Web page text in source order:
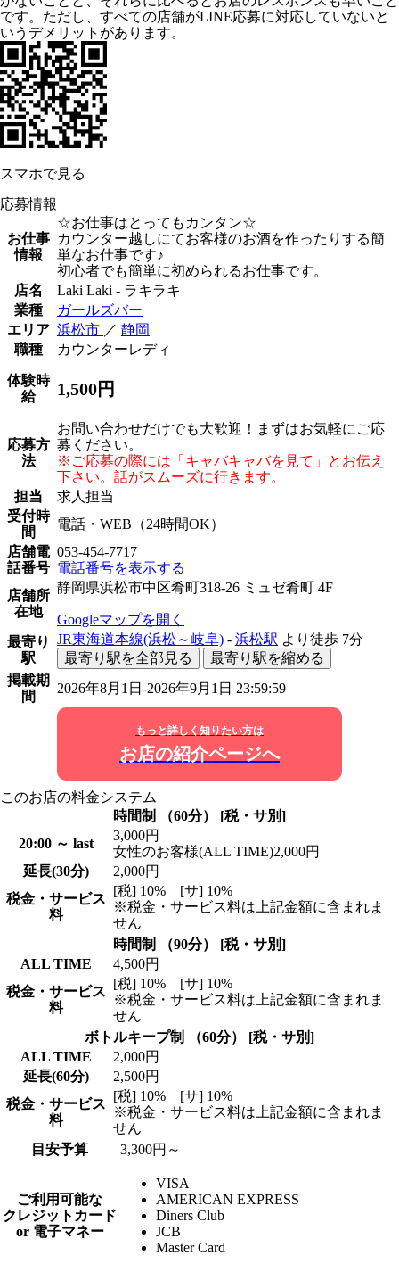
です。ただし、すべての店舗がLINE応募に対応していないと
いうデメリットがあります。
スマホで見る
応募情報
お仕事
情報
☆お仕事はとってもカンタン☆
カウンター越しにてお客様のお酒を作ったりする簡
単なお仕事です♪
初心者でも簡単に初められるお仕事です。
店名
Laki Laki - ラキラキ
業種
ガールズバー
エリア 浜松市 ／ 静岡
職種
カウンターレディ
体験時
給
1,500円
応募方
法
お問い合わせだけでも大歓迎！まずはお気軽にご応
募ください。
※ご応募の際には「キャバキャバを見て」とお伝え
下さい。話がスムーズに行きます。
担当
求人担当
受付時
間
電話・WEB（24時間OK）
店舗電
話番号
053-454-7717
電話番号を表示する
店舗所
在地
静岡県浜松市中区肴町318-26 ミュゼ肴町 4F
Googleマップを開く
最寄り
駅
JR東海道本線(浜松～岐阜) - 浜松駅 より徒歩 7分
最寄り駅を全部見る
最寄り駅を縮める
掲載期
間
2026年8月1日-2026年9月1日 23:59:59
もっと詳しく知りたい方は
お店の紹介ページへ
このお店の料金システム
時間制 （60分） [税・サ別]
20:00 ～ last
3,000円
女性のお客様(ALL TIME)2,000円
延長(30分)
2,000円
税金・サービス
料
[税] 10% [サ] 10%
※税金・サービス料は上記金額に含まれま
せん
時間制 （90分） [税・サ別]
ALL TIME
4,500円
税金・サービス
料
[税] 10% [サ] 10%
※税金・サービス料は上記金額に含まれま
せん
ボトルキープ制 （60分） [税・サ別]
ALL TIME
2,000円
延長(60分)
2,500円
税金・サービス
料
[税] 10% [サ] 10%
※税金・サービス料は上記金額に含まれま
せん
目安予算
3,300円～
ご利用可能な
クレジットカード
or 電子マネー
VISA
AMERICAN EXPRESS
Diners Club
JCB
Master Card